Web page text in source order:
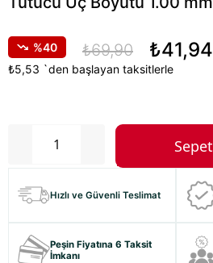
40 ₺69,90 ₺41,94
₺5,53 `den başlayan taksitlerle
Hızlı ve Güvenli Teslimat
Peşin Fiyatına 6 Taksit
İmkanı